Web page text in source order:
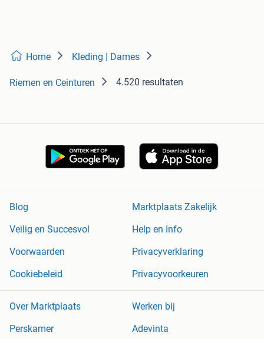
Home Kleding | Dames
Riemen en Ceinturen 4.520 resultaten
Blog
Marktplaats Zakelijk
Veilig en Succesvol
Help en Info
Voorwaarden
Privacyverklaring
Cookiebeleid
Privacyvoorkeuren
Over Marktplaats
Werken bij
Perskamer
Adevinta